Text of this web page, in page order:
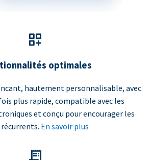
optimales
hautement personnalisable, avec
plus rapide, compatible avec les
et conçu pour encourager les
En savoir plus